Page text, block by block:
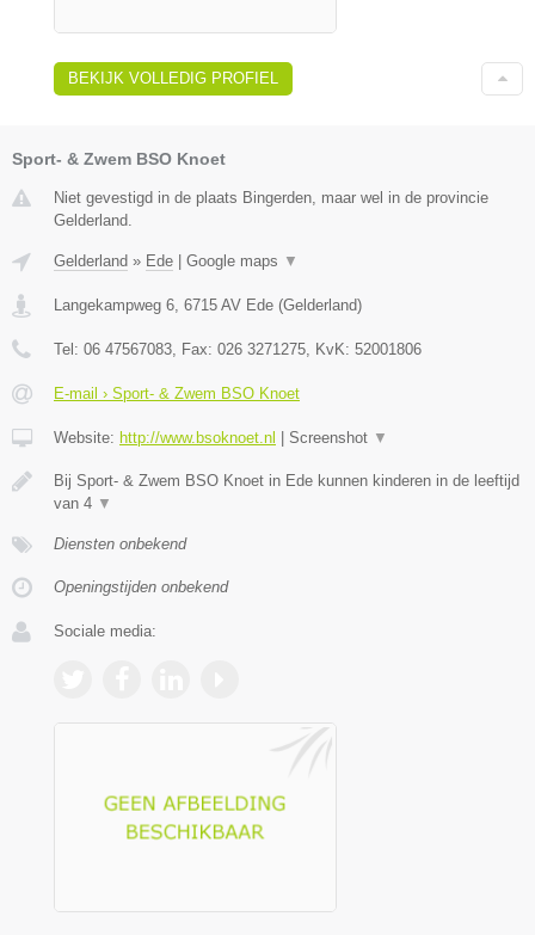
BEKIJK VOLLEDIG PROFIEL
Sport- & Zwem BSO Knoet
Niet gevestigd in de plaats Bingerden, maar wel in de provincie
Gelderland.
Gelderland » Ede Google maps ▼
Langekampweg 6, 6715 AV Ede (Gelderland)
Tel: 06 47567083, Fax: 026 3271275, KvK: 52001806
E-mail › Sport- & Zwem BSO Knoet
Website: http://www.bsoknoet.nl Screenshot ▼
Bij Sport- & Zwem BSO Knoet in Ede kunnen kinderen in de leeftijd
van 4 ▼
Diensten onbekend
Openingstijden onbekend
Sociale media: